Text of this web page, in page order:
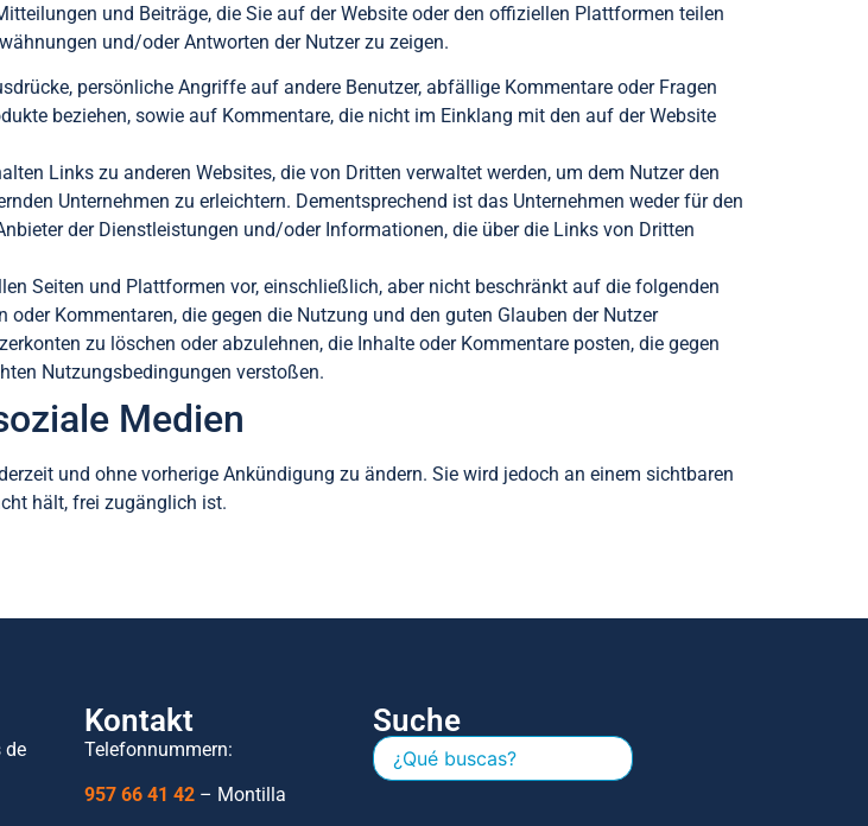
und Beiträge, die Sie auf der Website oder den offiziellen Plattformen teilen
und/oder Antworten der Nutzer zu zeigen.
persönliche Angriffe auf andere Benutzer, abfällige Kommentare oder Fragen
beziehen, sowie auf Kommentare, die nicht im Einklang mit den auf der Website
Links zu anderen Websites, die von Dritten verwaltet werden, um dem Nutzer den
Unternehmen zu erleichtern. Dementsprechend ist das Unternehmen weder für den
der Dienstleistungen und/oder Informationen, die über die Links von Dritten
Seiten und Plattformen vor, einschließlich, aber nicht beschränkt auf die folgenden
Kommentaren, die gegen die Nutzung und den guten Glauben der Nutzer
zu löschen oder abzulehnen, die Inhalte oder Kommentare posten, die gegen
Nutzungsbedingungen verstoßen.
Medien
und ohne vorherige Ankündigung zu ändern. Sie wird jedoch an einem sichtbaren
hält, frei zugänglich ist.
de
Kontakt
Telefonnummern:
957 66 41 42 – Montilla
Suche